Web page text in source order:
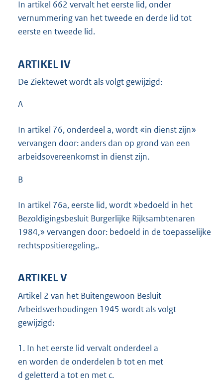
In artikel 662 vervalt het eerste lid, onder
vernummering van het tweede en derde lid tot
eerste en tweede lid.
ARTIKEL IV
De Ziektewet wordt als volgt gewijzigd:
A
In artikel 76, onderdeel a, wordt «in dienst zijn»
vervangen door: anders dan op grond van een
arbeidsovereenkomst in dienst zijn.
B
In artikel 76a, eerste lid, wordt »bedoeld in het
Bezoldigingsbesluit Burgerlijke Rijksambtenaren
1984,» vervangen door: bedoeld in de toepasselijke
rechtspositieregeling,.
ARTIKEL V
Artikel 2 van het Buitengewoon Besluit
Arbeidsverhoudingen 1945 wordt als volgt
gewijzigd:
1. In het eerste lid vervalt onderdeel a
en worden de onderdelen b tot en met
d geletterd a tot en met c.